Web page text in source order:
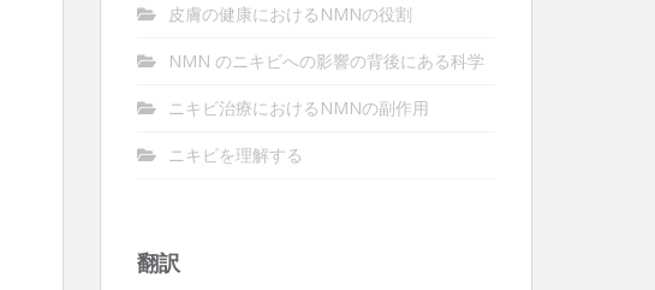
皮膚の健康におけるNMNの役割
NMN のニキビへの影響の背後にある科学
ニキビ治療におけるNMNの副作用
ニキビを理解する
翻訳